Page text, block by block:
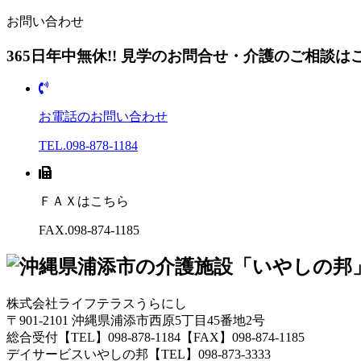
お問い合わせ
365日年中無休!! 見学のお問合せ・介護のご相談は
お電話のお問い合わせ
TEL.098-878-1184
ＦＡＸはこちら
FAX.098-874-1185
株式会社ライフテラスうらにし
〒901-2101 沖縄県浦添市西原5丁目45番地2号
総合受付【TEL】098-878-1184【FAX】098-874-1185
デイサービスいやしの邦【TEL】098-873-3333